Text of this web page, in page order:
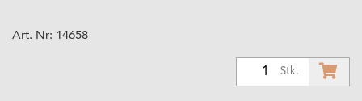
Art. Nr: 14658
Stk.